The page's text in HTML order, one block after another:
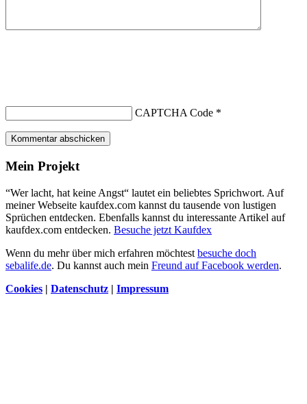
CAPTCHA Code *
Kommentar abschicken
Mein Projekt
“Wer lacht, hat keine Angst“ lautet ein beliebtes Sprichwort. Auf
meiner Webseite kaufdex.com kannst du tausende von lustigen
Sprüchen entdecken. Ebenfalls kannst du interessante Artikel auf
kaufdex.com entdecken. Besuche jetzt Kaufdex
Wenn du mehr über mich erfahren möchtest besuche doch
sebalife.de. Du kannst auch mein Freund auf Facebook werden.
Cookies | Datenschutz | Impressum